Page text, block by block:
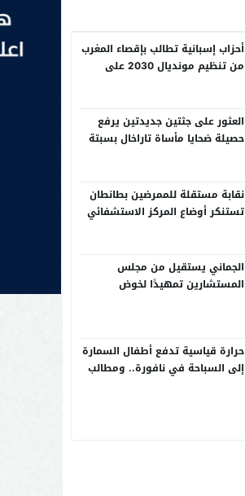
أحزاب إسبانية تطالب بإقصاء المغرب
من تنظيم مونديال 2030 على
العثور على جثتين جديدتين يرفع
حصيلة ضحايا مأساة تاراخال بسبتة
نقابة مستقلة للممرضين بطانطان
تستنكر أوضاع المركز الاستشفائي
الجماني يستقيل من مجلس
المستشارين تمهيدًا لخوض
حرارة قياسية تدفع أطفال السمارة
إلى السباحة في نافورة.. ومطالب